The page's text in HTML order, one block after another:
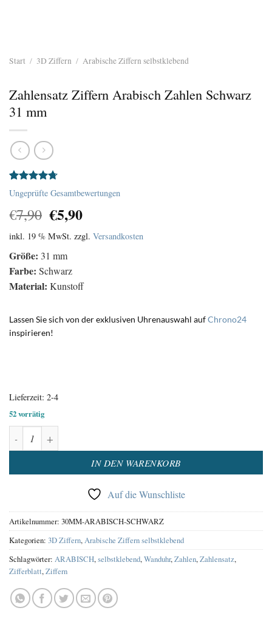
Start / 3D Ziffern / Arabische Ziffern selbstklebend
Zahlensatz Ziffern Arabisch Zahlen Schwarz
31 mm
Bewertet
mit4.67
von 5,
basierend
3
Kundenbewertungen
Ungeprüfte Gesamtbewertungen
€7,90 Ursprünglicher
Preis
war:
€7,90
€5,90Aktueller
Preis
ist:
inkl. 19 % MwSt. zzgl. Versandkosten
Größe: 31 mm
Farbe: Schwarz
Material: Kunstoff
Lassen Sie sich von der exklusiven Uhrenauswahl aufChrono24
inspirieren!
Lieferzeit: 2-4
52 vorrätig
Zahlensatz Ziffern Arabisch Zahlen Schwarz 31 mm Menge
IN DEN WARENKORB
Alternative:
Auf die Wunschliste
Artikelnummer: 30MM-ARABISCH-SCHWARZ
Kategorien: 3D Ziffern,Arabische Ziffern selbstklebend
Schlagwörter: ARABISCH,selbstklebend,Wanduhr,Zahlen,Zahlensatz,
Zifferblatt,Ziffern